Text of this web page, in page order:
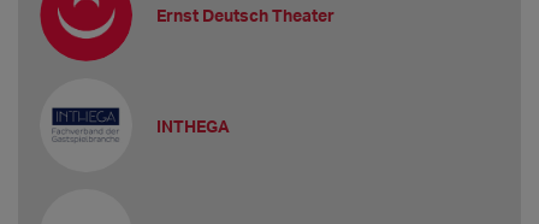
Ernst Deutsch Theater
INTHEGA